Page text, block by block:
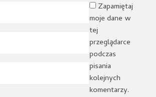
Zapamiętaj
moje dane w
tej
przeglądarce
podczas
pisania
kolejnych
komentarzy.